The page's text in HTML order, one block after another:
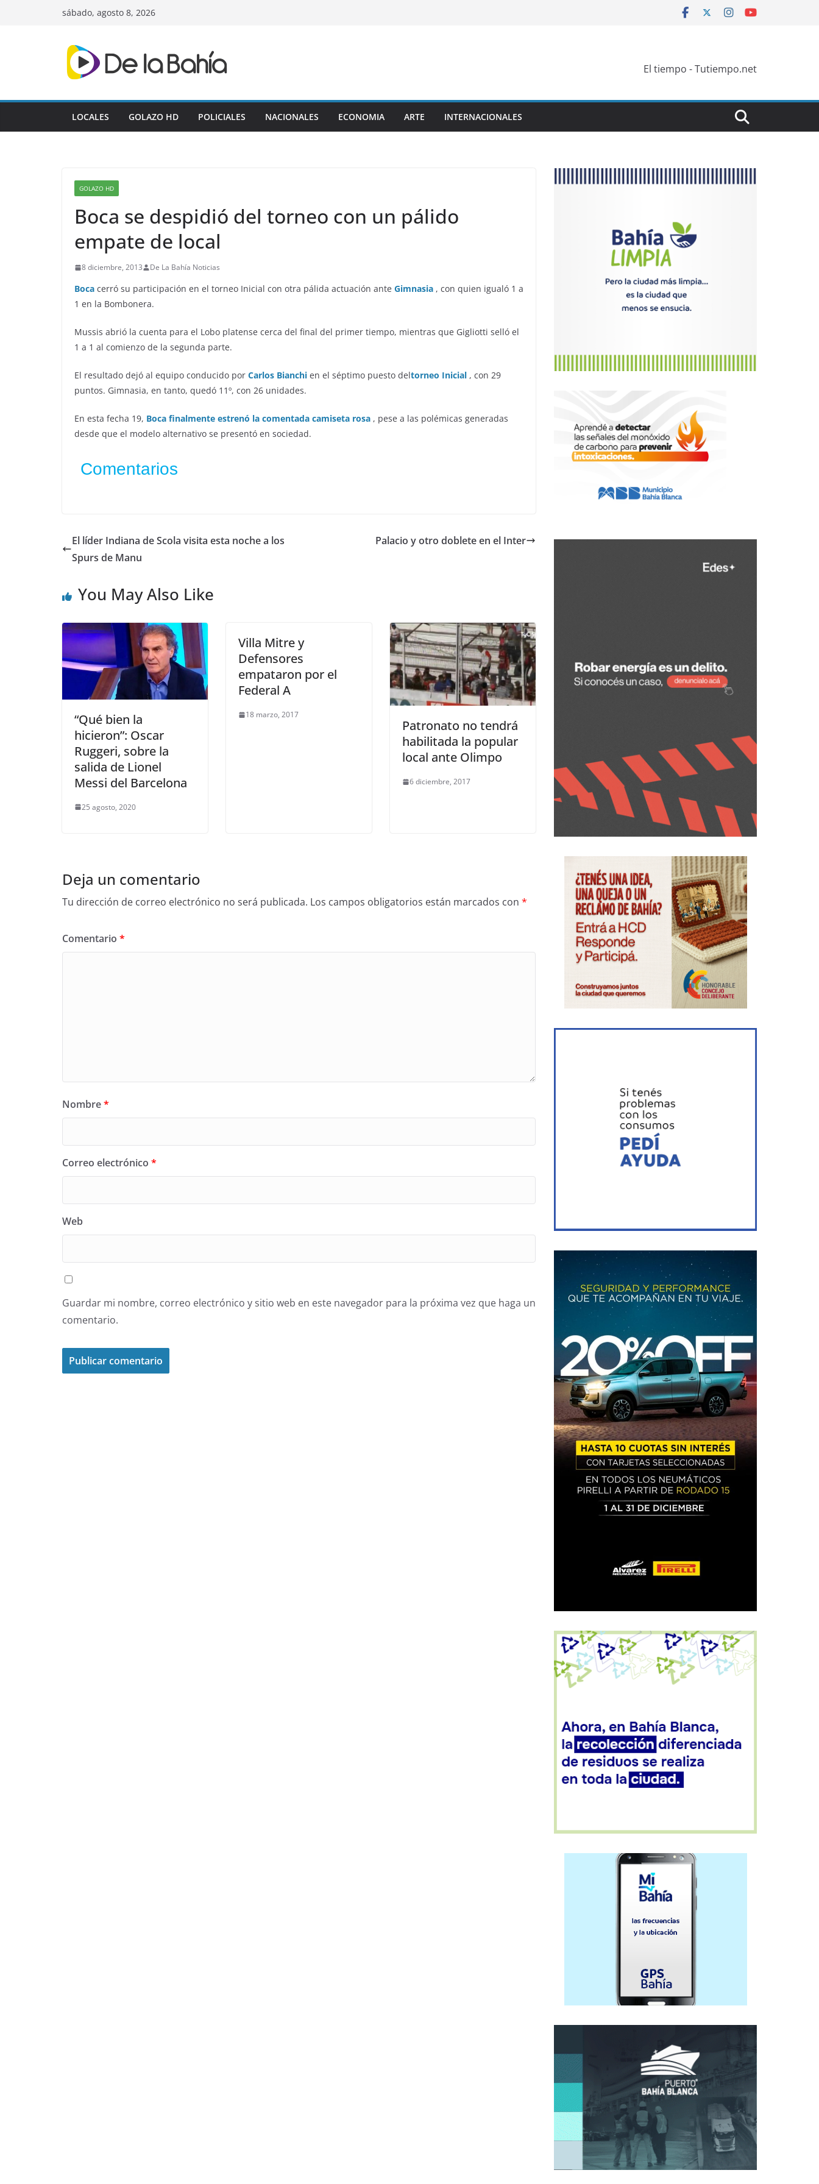
sábado, agosto 8, 2026
El tiempo - Tutiempo.net
LOCALES GOLAZO HD POLICIALES NACIONALES ECONOMIA ARTE INTERNACIONALES
GOLAZO HD
Boca se despidió del torneo con un pálido
empate de local
8 diciembre, 2013 De La Bahía Noticias
Boca cerró su participación en el torneo Inicial con otra pálida actuación ante Gimnasia , con quien igualó 1 a
1 en la Bombonera.
Mussis abrió la cuenta para el Lobo platense cerca del final del primer tiempo, mientras que Gigliotti selló el
1 a 1 al comienzo de la segunda parte.
El resultado dejó al equipo conducido por Carlos Bianchi en el séptimo puesto deltorneo Inicial , con 29
puntos. Gimnasia, en tanto, quedó 11º, con 26 unidades.
En esta fecha 19, Boca finalmente estrenó la comentada camiseta rosa , pese a las polémicas generadas
desde que el modelo alternativo se presentó en sociedad.
Comentarios
El líder Indiana de Scola visita esta noche a los
Spurs de Manu
Palacio y otro doblete en el Inter
You May Also Like
“Qué bien la
hicieron”: Oscar
Ruggeri, sobre la
salida de Lionel
Messi del Barcelona
25 agosto, 2020
Villa Mitre y
Defensores
empataron por el
Federal A
18 marzo, 2017
Patronato no tendrá
habilitada la popular
local ante Olimpo
6 diciembre, 2017
Deja un comentario
Tu dirección de correo electrónico no será publicada. Los campos obligatorios están marcados con *
Comentario *
Nombre*
Correo electrónico *
Web
Guardar mi nombre, correo electrónico y sitio web en este navegador para la próxima vez que haga un
comentario.